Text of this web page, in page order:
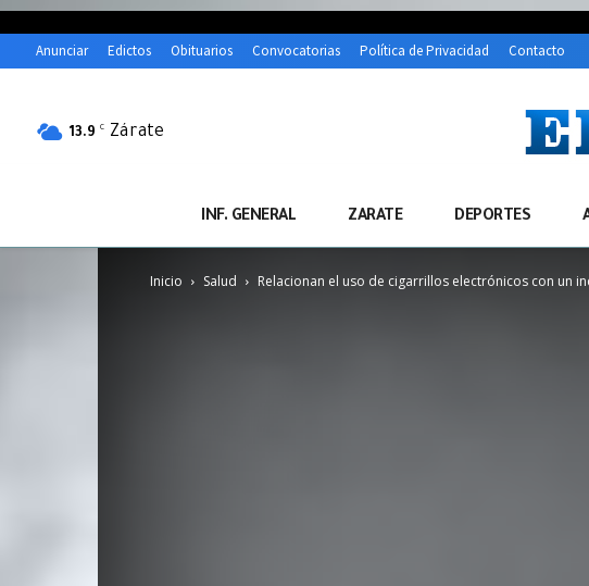
Anunciar Edictos Obituarios Convocatorias Política de Privacidad Contacto
13.9 C Zárate
INF. GENERAL ZARATE DEPORTES
Inicio Salud Relacionan el uso de cigarrillos electrónicos con un